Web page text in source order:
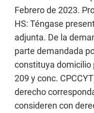
Febrero de 2023.
HS: Téngase
adjunta. De la
parte demandada
constituya domicilio
209 y conc.
derecho
consideren con